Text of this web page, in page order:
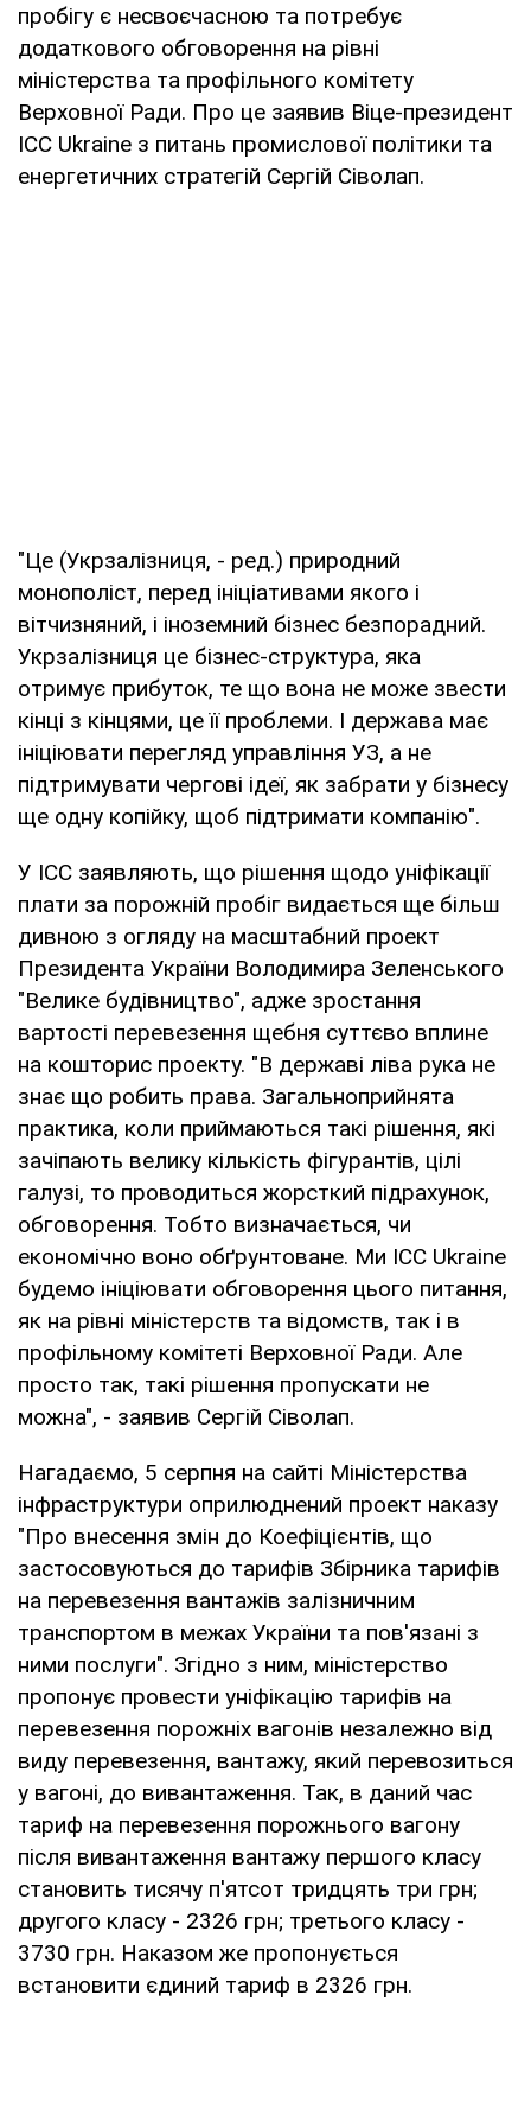
пробігу є несвоєчасною та потребує
додаткового обговорення на рівні
міністерства та профільного комітету
Верховної Ради. Про це заявив Віце-президент
ІСС Ukraine з питань промислової політики та
енергетичних стратегій Сергій Сіволап.
"Це (Укрзалізниця, - ред.) природний
монополіст, перед ініціативами якого і
вітчизняний, і іноземний бізнес безпорадний.
Укрзалізниця це бізнес-структура, яка
отримує прибуток, те що вона не може звести
кінці з кінцями, це її проблеми. І держава має
ініціювати перегляд управління УЗ, а не
підтримувати чергові ідеї, як забрати у бізнесу
ще одну копійку, щоб підтримати компанію".
У ICC заявляють, що рішення щодо уніфікації
плати за порожній пробіг видається ще більш
дивною з огляду на масштабний проект
Президента України Володимира Зеленського
"Велике будівництво", адже зростання
вартості перевезення щебня суттєво вплине
на кошторис проекту. "В державі ліва рука не
знає що робить права. Загальноприйнята
практика, коли приймаються такі рішення, які
зачіпають велику кількість фігурантів, цілі
галузі, то проводиться жорсткий підрахунок,
обговорення. Тобто визначається, чи
економічно воно обґрунтоване. Ми ІCC Ukraine
будемо ініціювати обговорення цього питання,
як на рівні міністерств та відомств, так і в
профільному комітеті Верховної Ради. Але
просто так, такі рішення пропускати не
можна", - заявив Сергій Сіволап.
Нагадаємо, 5 серпня на сайті Міністерства
інфраструктури оприлюднений проект наказу
"Про внесення змін до Коефіцієнтів, що
застосовуються до тарифів Збірника тарифів
на перевезення вантажів залізничним
транспортом в межах України та пов'язані з
ними послуги". Згідно з ним, міністерство
пропонує провести уніфікацію тарифів на
перевезення порожніх вагонів незалежно від
виду перевезення, вантажу, який перевозиться
у вагоні, до вивантаження. Так, в даний час
тариф на перевезення порожнього вагону
після вивантаження вантажу першого класу
становить тисячу п'ятсот тридцять три грн;
другого класу - 2326 грн; третього класу -
3730 грн. Наказом же пропонується
встановити єдиний тариф в 2326 грн.